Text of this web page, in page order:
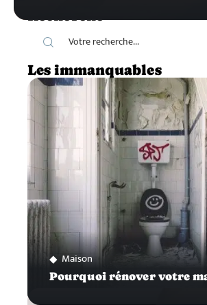
Recherche
Les immanquables
Maison
Pourquoi rénover votre